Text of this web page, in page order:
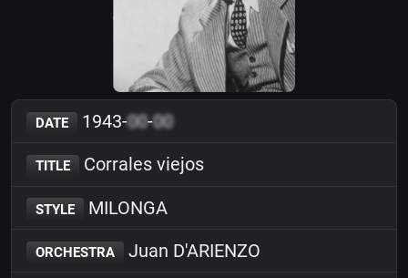
DATE 1943-00-00
TITLE Corrales viejos
STYLE MILONGA
ORCHESTRA Juan D'ARIENZO